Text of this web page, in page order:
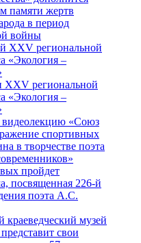
памяти жертв
в период
войны
XXV региональной
«Экология –
XXV региональной
«Экология –
«Союз
спортивных
в творчестве поэта
пройдет
посвященная 226-й
поэта А.С.
краеведческий музей
свои